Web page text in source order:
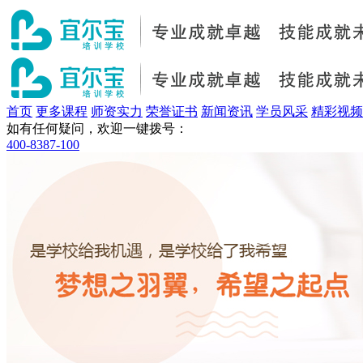
首页 更多课程 师资实力 荣誉证书 新闻资讯 学员风采 精彩视频
如有任何疑问，欢迎一键拨号：
400-8387-100